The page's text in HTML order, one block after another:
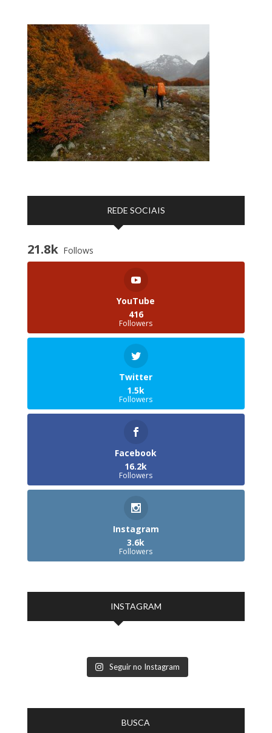
REDE SOCIAIS
21.8k Follows
YouTube
416
Followers
Twitter
1.5k
Followers
Facebook
16.2k
Followers
Instagram
3.6k
Followers
INSTAGRAM
Seguir no Instagram
BUSCA